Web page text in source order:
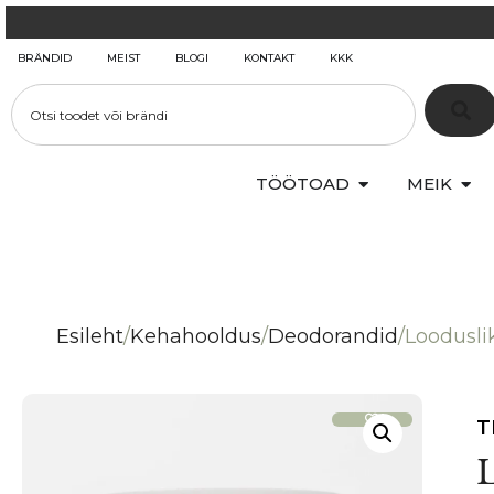
BRÄNDID MEIST BLOGI KONTAKT KKK
TÖÖTOAD MEIK
Esileht/Kehahooldus/Deodorandid/